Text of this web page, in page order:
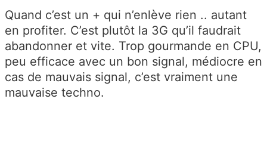
Quand c’est un + qui n’enlève rien .. autant
en profiter. C’est plutôt la 3G qu’il faudrait
abandonner et vite. Trop gourmande en CPU,
peu efficace avec un bon signal, médiocre en
cas de mauvais signal, c’est vraiment une
mauvaise techno.